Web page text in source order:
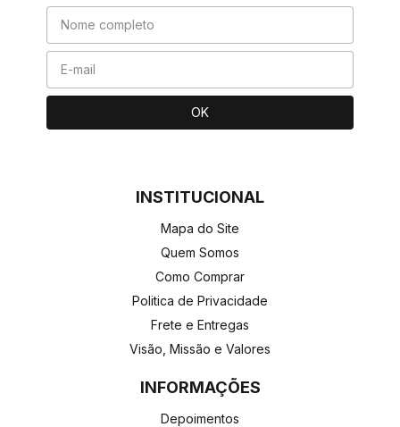
INSTITUCIONAL
Mapa do Site
Quem Somos
Como Comprar
Politica de Privacidade
Frete e Entregas
Visão, Missão e Valores
INFORMAÇÕES
Depoimentos